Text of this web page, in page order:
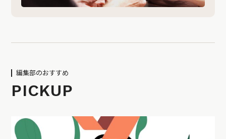
編集部のおすすめ
PICKUP